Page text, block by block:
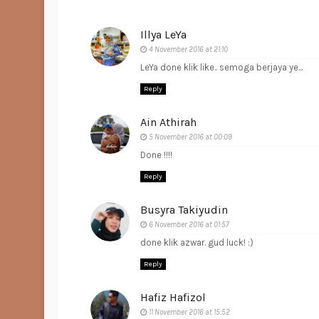
Illya LeYa
4 November 2016 at 21:10
LeYa done klik like.. semoga berjaya ye...
Reply
Ain Athirah
5 November 2016 at 00:09
Done !!!!
Reply
Busyra Takiyudin
6 November 2016 at 01:57
done klik azwar. gud luck! :)
Reply
Hafiz Hafizol
11 November 2016 at 15:52